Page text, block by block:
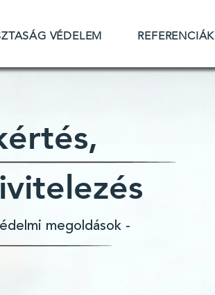
VÉDELEM REFERENCIÁK
megoldások -